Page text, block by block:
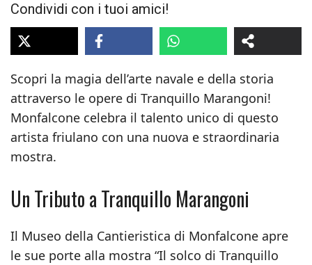
Condividi con i tuoi amici!
Scopri la magia dell’arte navale e della storia
attraverso le opere di Tranquillo Marangoni!
Monfalcone celebra il talento unico di questo
artista friulano con una nuova e straordinaria
mostra.
Un Tributo a Tranquillo Marangoni
Il Museo della Cantieristica di Monfalcone apre
le sue porte alla mostra “Il solco di Tranquillo